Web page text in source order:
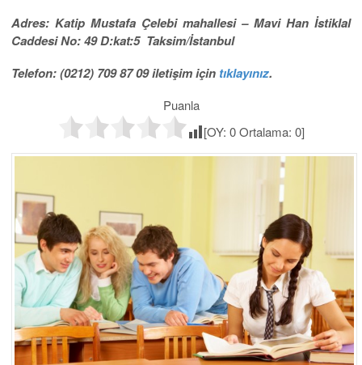
Adres: Katip Mustafa Çelebi mahallesi – Mavi Han İstiklal
Caddesi No: 49 D:kat:5 Taksim/İstanbul
Telefon: (0212) 709 87 09 iletişim için tıklayınız.
Puanla
[OY: 0Ortalama: 0]